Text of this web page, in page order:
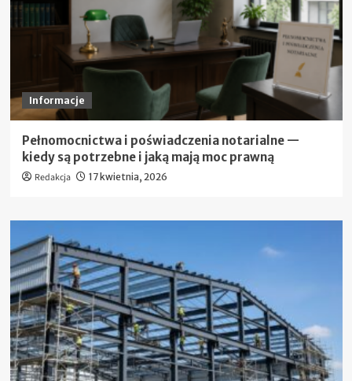
Informacje
Pełnomocnictwa i poświadczenia notarialne —
kiedy są potrzebne i jaką mają moc prawną
Redakcja 17 kwietnia, 2026